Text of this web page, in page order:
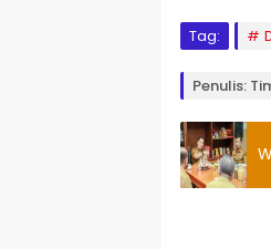
Tag:
Penulis: